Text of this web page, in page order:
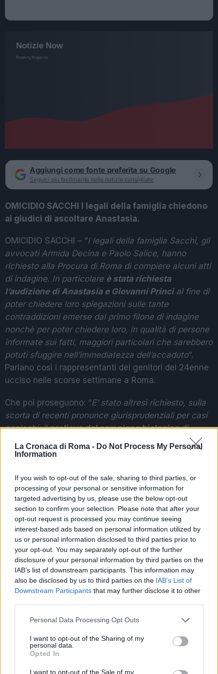
La Cronaca di Roma - Do Not Process My Personal
Information
If you wish to opt-out of the sale, sharing to third parties, or
processing of your personal or sensitive information for
targeted advertising by us, please use the below opt-out
section to confirm your selection. Please note that after your
opt-out request is processed you may continue seeing
interest-based ads based on personal information utilized by
us or personal information disclosed to third parties prior to
your opt-out. You may separately opt-out of the further
disclosure of your personal information by third parties on the
IAB’s list of downstream participants. This information may
also be disclosed by us to third parties on the IAB’s List of
Downstream Participants that may further disclose it to other
Please note that this website/app uses one or more Google
not limited to your visit or usage behaviour. You may click to
grant or deny consent to Google and its third-party tags to
use your data for below specified purposes in below Google
consent section.
Personal Data Processing Opt Outs
I want to opt-out of the Sharing of my
personal data.
Opted In
I want to opt-out of the Sale of my
Aggiungi come fonte preferita su Google
Seguici più facilmente nelle notizie consigliate
OMICIDIO SACCHI I legali della famiglia chiedono
ai giudici di ascoltare Anastasia.
OMICIDIO SACCHI – “I legali della famiglia Sacchi, gli
avvocati Armida Decina e Paolo Salice, hanno
richiesto alla Procura di Roma di compiere alcuni atti
di indagine. In particolare è stata richiesta
l’audizione di Anastasia e Giovanni Princial fine di
poter chiedere loro spiegazioni sulle tante
contraddizioni emerse dal primo filone di indagine
nonchè per poter chiedere loro, in qualità di persone
informate sui fatti, maggiori particolari che sarebbero
potuti sfuggire nell’immediatezza dell’accaduto“.
Parlano così i rappresentanti dei genitori del 24enne
ucciso nelle scorse settimane a Roma.
Che poi proseguono: “E’ stato altresì richiesto, sulla
scorta di recenti pronunce giurisprudenziali per casi
analoghi, ilprelievo del campione biologico di
per poterlo confrontare con quelli che
eventualmente saranno rinvenuti nella mazza da
confermare o meno la versione data dalla ragazza)
POTREBBE INTERESSARTI
Torvajanica: carcere a vita e il
retroscena oscuro di un omicidio
senza mafia
4 mesi fa
Luca Sacchi, parla la fidanzata:
“La droga non c’entra. Lui mi ha
difeso”
7 anni fa
INTANTO UNA CAMPAGNA SMASCHERA IL
‘RESPECT’ DI ZARA